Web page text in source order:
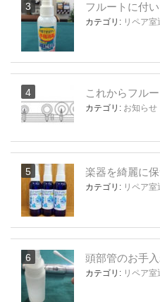
フルートに付
カテゴリ: リペア室
これからフル
カテゴリ: お知らせ
楽器を綺麗に
カテゴリ: リペア室
頭部管のお手
カテゴリ: リペア室